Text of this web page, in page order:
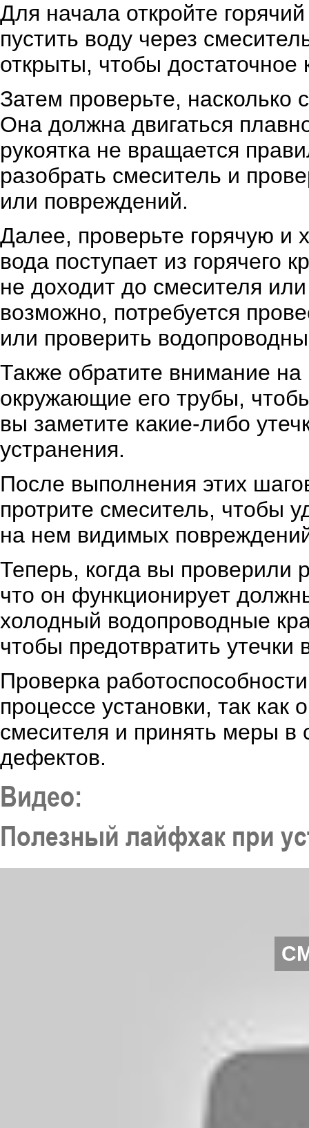
Для начала откройте
пустить воду через
открыты, чтобы достаточное
Затем проверьте, насколько
Она должна двигаться
рукоятка не вращается
разобрать смеситель и
или повреждений.
Далее, проверьте горячую и
вода поступает из горячего
не доходит до смесителя
возможно, потребуется
или проверить
Также обратите внимание
окружающие его трубы,
вы заметите какие-либо
устранения.
После выполнения этих
протрите смеситель, чтобы
на нем видимых
Теперь, когда вы проверили
что он функционирует
холодный водопроводные
чтобы предотвратить утечки
Проверка
процессе установки, так как
смесителя и принять меры в
дефектов.
Видео:
Полезный лайфхак при